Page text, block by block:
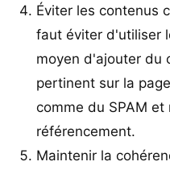
Éviter les contenus
faut éviter d'utiliser
moyen d'ajouter du
pertinent sur la
comme du SPAM
référencement.
Maintenir la